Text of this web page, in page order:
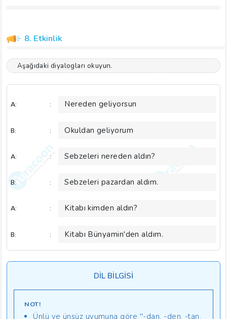
8. Etkinlik
Aşağıdaki diyalogları okuyun.
A: : Nereden geliyorsun
B: : Okuldan geliyorum
A: : Sebzeleri nereden aldın?
B: : Sebzeleri pazardan aldım.
A: : Kitabı kimden aldın?
B: : Kitabı Bünyamin'den aldım.
DİL BİLGİSİ
NOT!
Ünlü ve ünsüz uyumuna göre ''-dan, -den, -tan,